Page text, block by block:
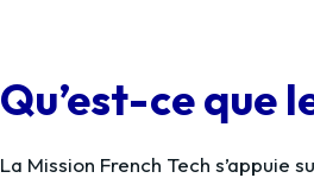
Qu’est-ce que
La Mission French Tech s’appuie